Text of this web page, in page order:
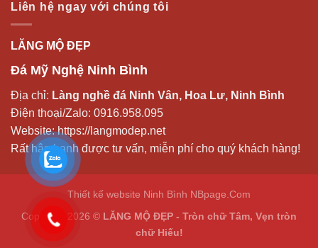
Liên hệ ngay với chúng tôi
LĂNG MỘ ĐẸP
Đá Mỹ Nghệ Ninh Bình
Địa chỉ: Làng nghề đá Ninh Vân, Hoa Lư, Ninh Bình
Điện thoại/Zalo: 0916.958.095
Website:https://langmodep.net
Rất hân hạnh được tư vấn, miễn phí cho quý khách hàng!
Thiết kế website Ninh Bình NBpage.Com
Copyright 2026 © LĂNG MỘ ĐẸP - Tròn chữ Tâm, Vẹn tròn
chữ Hiếu!